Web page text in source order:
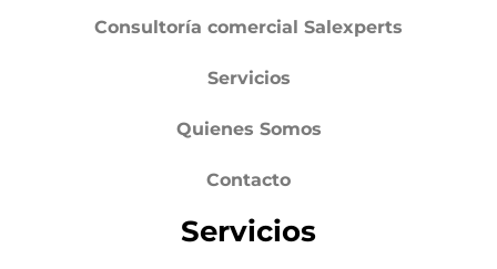
Consultoría comercial Salexperts
Servicios
Quienes Somos
Contacto
Servicios